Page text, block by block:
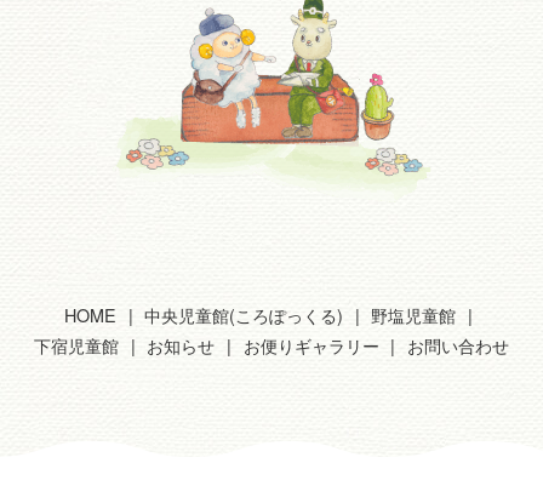
HOME 中央児童館(ころぽっくる)
野塩児童館
下宿児童館
お知らせ お便りギャラリー お問い合わせ